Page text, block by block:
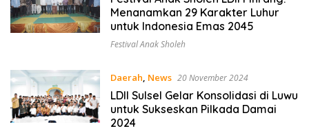
Menanamkan 29 Karakter Luhur
untuk Indonesia Emas 2045
Festival Anak Sholeh
Daerah, News 20 November 2024
LDII Sulsel Gelar Konsolidasi di Luwu
untuk Sukseskan Pilkada Damai
2024